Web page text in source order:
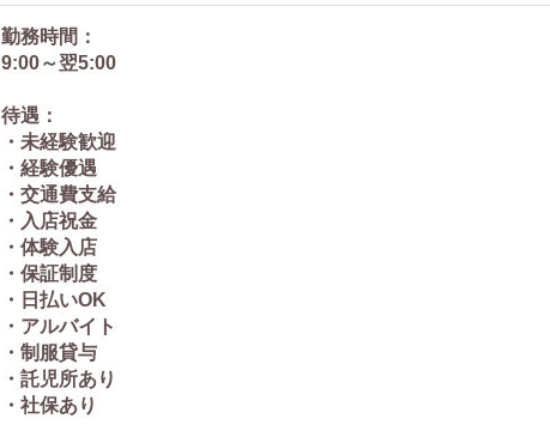
勤務時間：
9:00～翌5:00
待遇：
・未経験歓迎
・経験優遇
・交通費支給
・入店祝金
・体験入店
・保証制度
・日払いOK
・アルバイト
・制服貸与
・託児所あり
・社保あり